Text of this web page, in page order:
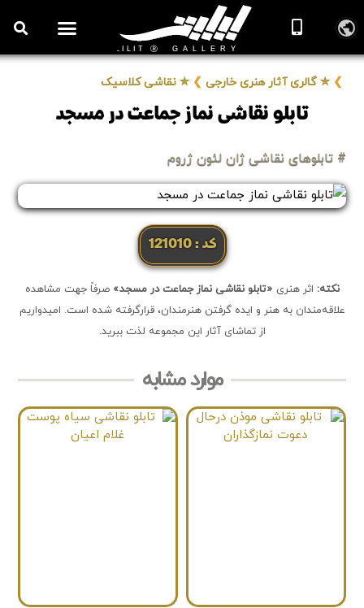
❯ ✮ گالری آثار هنری خارجی ❯ ✮ نقاشی کلاسیک
تابلو نقاشی نماز جماعت در مسجد
# تابلوهای نقاشی ژان لئون ژروم
کد: 121010
نکته: اثر هنری «تابلو نقاشی نماز جماعت در مسجد» صرفاً جهت مشاهده
علاقه‌مندان به هنر و ایده گرفتن هنرمندان، قرارگرفته شده است. امیدواریم
از تماشای آثار این مجموعه لذت ببرید.
موارد مشابه